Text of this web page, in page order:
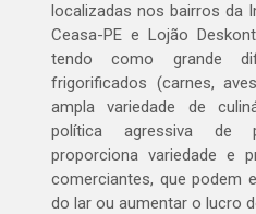
localizadas nos bairros da
Ceasa-PE e Lojão
tendo como grande
frigorificados (carnes,
ampla variedade de
política agressiva de
proporciona variedade e
comerciantes, que podem
do lar ou aumentar o lucro